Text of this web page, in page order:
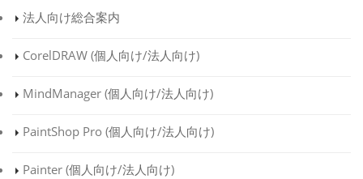
法人向け総合案内
CorelDRAW (個人向け/法人向け)
MindManager (個人向け/法人向け)
PaintShop Pro (個人向け/法人向け)
Painter (個人向け/法人向け)